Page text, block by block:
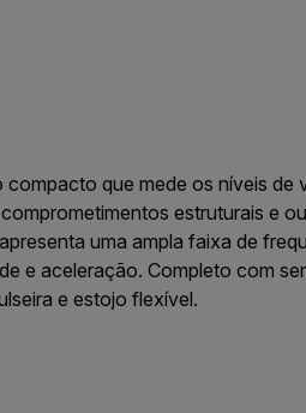
que mede os níveis de
estruturais e
uma ampla faixa de
e aceleração. Completo com
e estojo flexível.